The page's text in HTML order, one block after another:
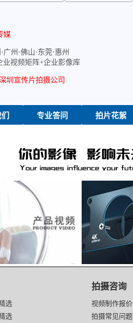
媒
州·佛山·东莞·惠州
业视频矩阵+企业影像库
圳宣传片拍摄公司
专业答问 拍片花絮
选
选
拍摄咨询
视频制作报价
拍摄常见问题